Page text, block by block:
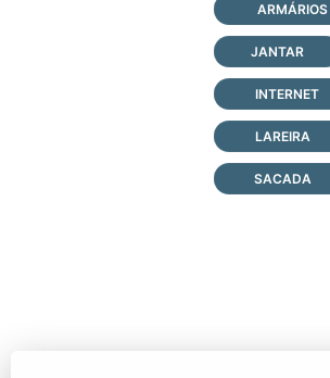
JANTAR
INTERNET
LAREIRA
SACADA